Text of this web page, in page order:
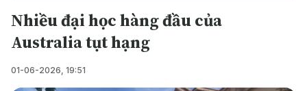
Nhiều đại học hàng đầu của
Australia tụt hạng
01-06-2026, 19:51